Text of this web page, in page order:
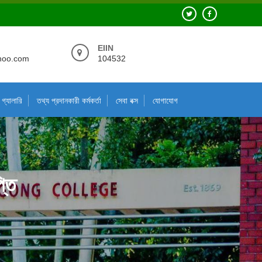
EIIN
104532
গ্যালারি তথ্য প্রদানকারী কর্মকর্তা সেবা বক্স যোগাযোগ